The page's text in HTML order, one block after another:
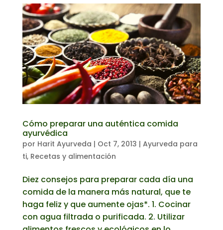
Cómo preparar una auténtica comida
ayurvédica
por Harit Ayurveda | Oct 7, 2013 | Ayurveda para
ti, Recetas y alimentación
Diez consejos para preparar cada día una
comida de la manera más natural, que te
haga feliz y que aumente ojas*. 1. Cocinar
con agua filtrada o purificada. 2. Utilizar